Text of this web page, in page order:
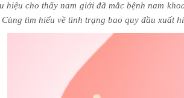
hiệu cho thấy nam giới đã mắc bệnh nam
tìm hiểu về tình trạng bao quy đầu xuất